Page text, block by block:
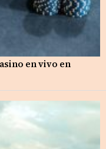
en vivo en